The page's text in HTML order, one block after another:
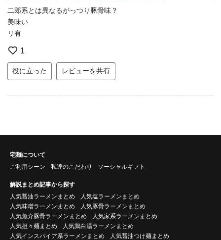
二郎系とは異なるがっつり豚骨味？
美味い
リ有
1
役に立った レビューを共有
宅麺について
ご利用シーン
私達のこだわり ソーシャルギフト
解説まとめ記事から探す
人気醤油ラーメンまとめ
人気塩ラーメンまとめ
人気味噌ラーメンまとめ
人気豚骨ラーメンまとめ
人気魚介豚骨ラーメンまとめ
人気家系ラーメンまとめ
人気担々麺まとめ
人気鶏白湯ラーメンまとめ
人気インスパイア系ラーメンまとめ
人気醤油つけ麺まとめ